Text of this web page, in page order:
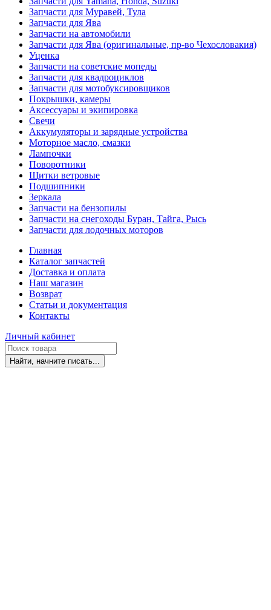
Запчасти для Муравей, Тула
Запчасти для Ява
Запчасти на автомобили
Запчасти для Ява (оригинальные, пр-во Чехословакия)
Уценка
Запчасти на советские мопеды
Запчасти для квадроциклов
Запчасти для мотобуксировщиков
Покрышки, камеры
Аксессуары и экипировка
Свечи
Аккумуляторы и зарядные устройства
Моторное масло, смазки
Лампочки
Поворотники
Щитки ветровые
Подшипники
Зеркала
Запчасти на бензопилы
Запчасти на снегоходы Буран, Тайга, Рысь
Запчасти для лодочных моторов
Главная
Каталог запчастей
Доставка и оплата
Наш магазин
Возврат
Статьи и документация
Контакты
Личный кабинет
Найти, начните писать...